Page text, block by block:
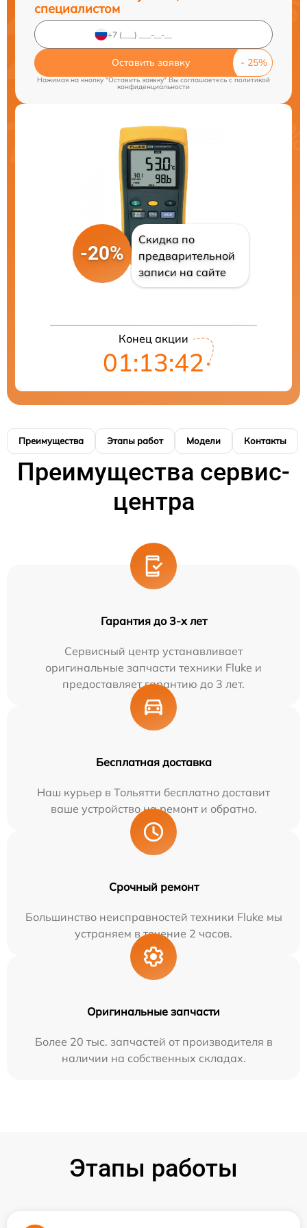
специалистом
Оставить заявку
Нажимая на кнопку "Оставить заявку" Вы соглашаетесь cполитикой
конфиденциальности
-20%
Скидка по
предварительной
записи на сайте
Конец акции
01:13:41
Преимущества Этапы работ Модели Контакты
Преимущества сервис-
центра
Гарантия до 3-х лет
Сервисный центр устанавливает
оригинальные запчасти техники Fluke и
предоставляет гарантию до 3 лет.
Бесплатная доставка
Наш курьер в Тольятти бесплатно доставит
ваше устройство на ремонт и обратно.
Срочный ремонт
Большинство неисправностей техники Fluke мы
устраняем в течение 2 часов.
Оригинальные запчасти
Более 20 тыс. запчастей от производителя в
наличии на собственных складах.
Этапы работы